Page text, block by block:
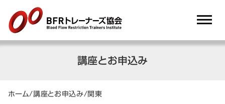
講座とお申込み
ホーム/講座とお申込み/関東
dehaze